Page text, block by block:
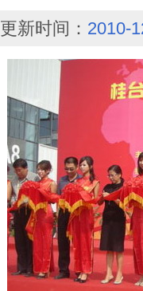
更新时间： 2010-